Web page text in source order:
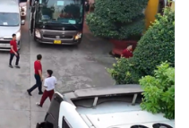
hội đồng thi tốt
2026